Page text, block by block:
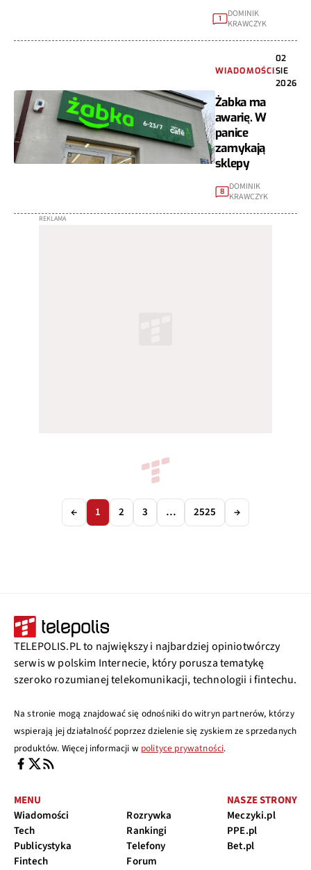
1
DOMINIK
KRAWCZYK
WIADOMOŚCI
02
SIE
2026
Żabka ma
awarię. W
panice
zamykają
sklepy
8
DOMINIK
KRAWCZYK
← 1 2 3 … 2525 →
TELEPOLIS.PL to największy i najbardziej opiniotwórczy
serwis w polskim Internecie, który porusza tematykę
szeroko rozumianej telekomunikacji, technologii i fintechu.
Na stronie mogą znajdować się odnośniki do witryn partnerów, którzy
wspierają jej działalność poprzez dzielenie się zyskiem ze sprzedanych
produktów. Więcej informacji w polityce prywatności.
MENU
Wiadomości
Tech
Publicystyka
Fintech
Rozrywka
Rankingi
Telefony
Forum
NASZE STRONY
Meczyki.pl
PPE.pl
Bet.pl